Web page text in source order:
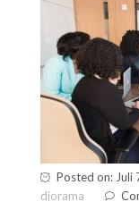
Posted on: Juli
diorama